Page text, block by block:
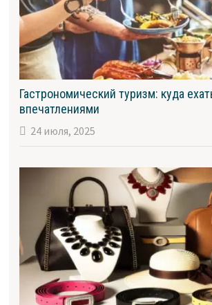
Гастрономический туризм: куда
впечатлениями
24 июля, 2025